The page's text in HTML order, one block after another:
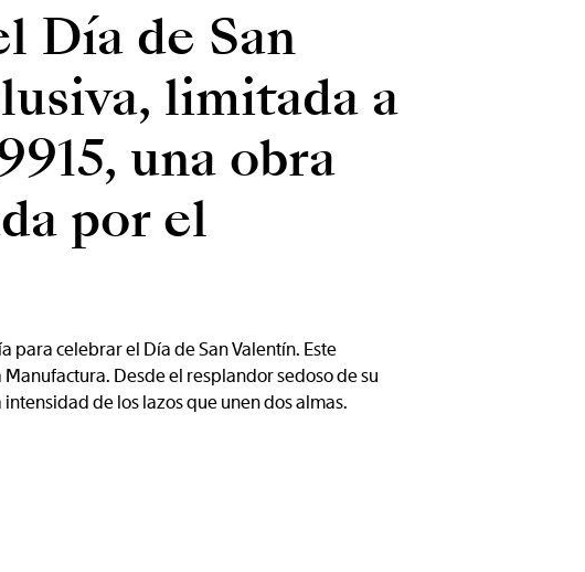
Día de San
limitada a
una obra
por el
para celebrar el Día de San Valentín. Este
Desde el resplandor sedoso de su
de los lazos que unen dos almas.